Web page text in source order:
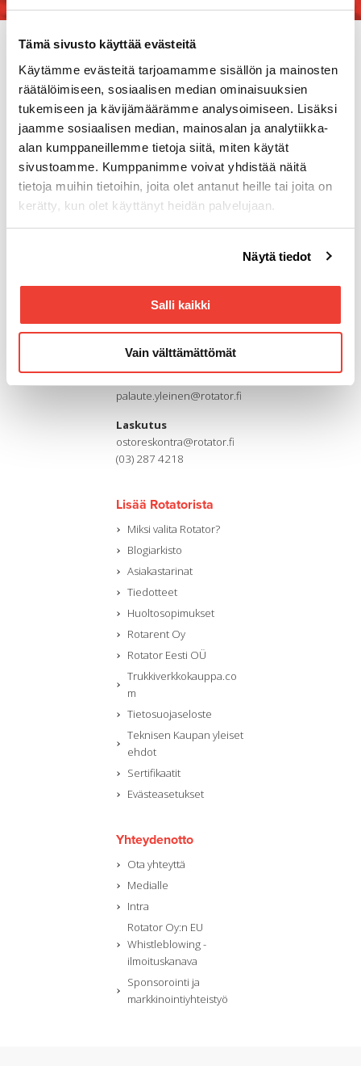
Tämä sivusto käyttää evästeitä
Käytämme evästeitä tarjoamamme sisällön ja mainosten
räätälöimiseen, sosiaalisen median ominaisuuksien
tukemiseen ja kävijämäärämme analysoimiseen. Lisäksi
jaamme sosiaalisen median, mainosalan ja analytiikka-
alan kumppaneillemme tietoja siitä, miten käytät
sivustoamme. Kumppanimme voivat yhdistää näitä
tietoja muihin tietoihin, joita olet antanut heille tai joita on
kerätty, kun olet käyttänyt heidän palvelujaan.
linkistä.
Näytä tiedot
Salli kaikki
Vain välttämättömät
Yhteystiedot
Aukioloajat
Arkisin 8.00–16.00
Puhelin
(03) 287 4111
palaute.yleinen@rotator.fi
Laskutus
ostoreskontra@rotator.fi
(03) 287 4218
Lisää Rotatorista
Miksi valita Rotator?
Blogiarkisto
Asiakastarinat
Tiedotteet
Huoltosopimukset
Rotarent Oy
Rotator Eesti OÜ
Trukkiverkkokauppa.co
m
Tietosuojaseloste
Teknisen Kaupan yleiset
ehdot
Sertifikaatit
Evästeasetukset
Yhteydenotto
Ota yhteyttä
Medialle
Intra
Rotator Oy:n EU
Whistleblowing -
ilmoituskanava
Sponsorointi ja
markkinointiyhteistyö